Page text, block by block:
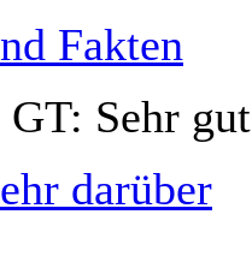
Fakten
GT: Sehr
darüber